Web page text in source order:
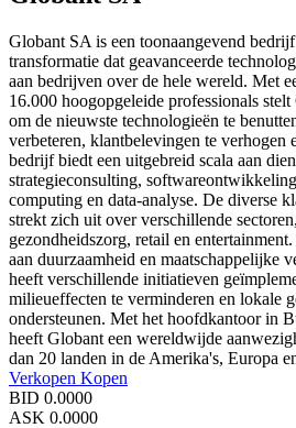
Globant SA is een toonaangevend
transformatie dat geavanceerde
aan bedrijven over de hele wereld. Met
16.000 hoogopgeleide professionals
om de nieuwste technologieën te
verbeteren, klantbelevingen te verhogen
bedrijf biedt een uitgebreid scala aan
strategieconsulting,
computing en data-analyse. De diverse
strekt zich uit over verschillende
gezondheidszorg, retail en
aan duurzaamheid en maatschappelijke
heeft verschillende initiatieven
milieueffecten te verminderen en lokale
ondersteunen. Met het hoofdkantoor in
heeft Globant een wereldwijde
dan 20 landen in de Amerika's, Europa
Verkopen Kopen
BID 0.0000
ASK 0.0000